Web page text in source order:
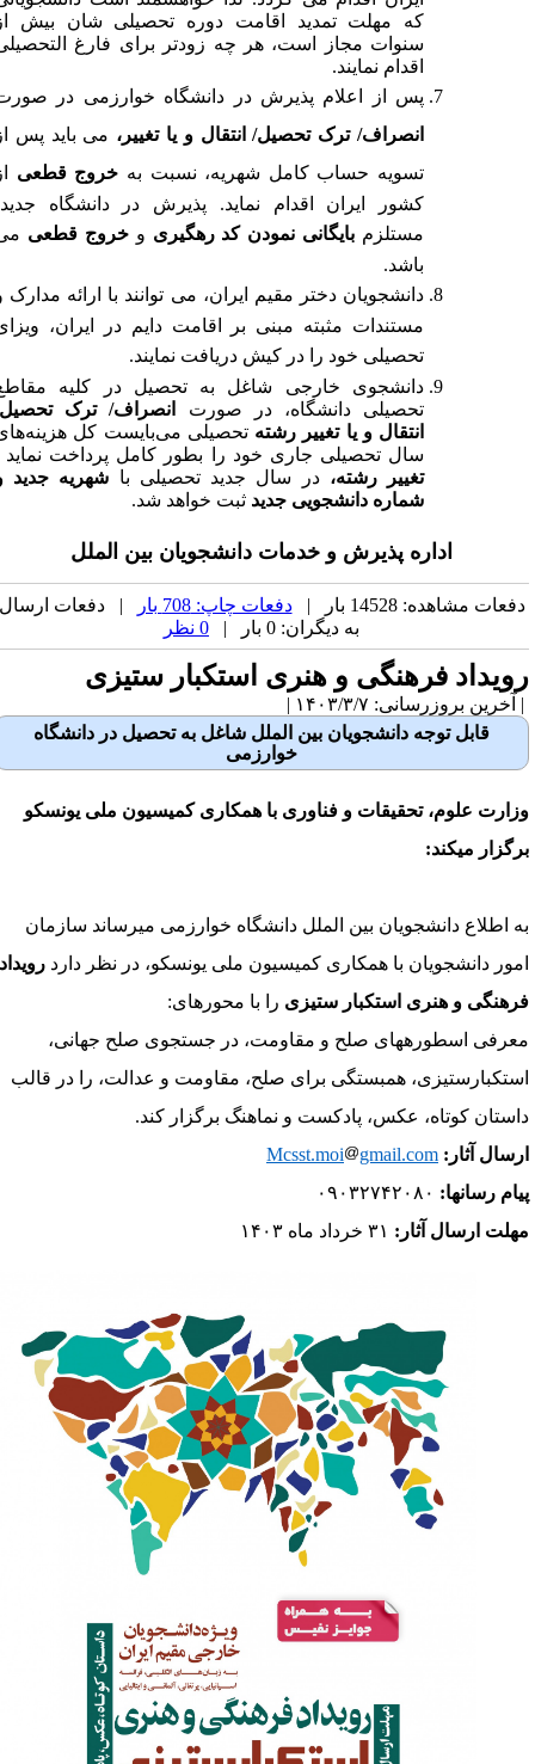
که مهلت تمدید اقامت دوره تحصیلی شان بیش از
سنوات مجاز است، هر چه زودتر برای فارغ التحصیلی
اقدام نمایند.
پس از اعلام پذیرش در دانشگاه خوارزمی در صورت
انصراف/ ترک تحصیل/ انتقال و یا تغییر،می باید پس از
تسویه حساب کامل شهریه، نسبت بهخروج قطعیاز
کشور ایران اقدام نماید. پذیرش در دانشگاه جدید،
مستلزمبایگانی نمودن کد رهگیریوخروج قطعیمی
باشد.
دانشجویان دختر مقیم ایران، می توانند با ارائه مدارک و
مستندات مثبته مبنی بر اقامت دایم در ایران، ویزای
تحصیلی خود را در کیش دریافت نمایند.
د انشجوی خارجی شاغل به تحصیل در کلیه مقاطع
تحصیلی دانشگاه، در صورت انصراف/ ترک تحصیل/
انتقال و یا تغییر رشتهتحصیلی می‌بایست کل هزینه‌های
سال تحصیلی جاری خود را بطور کامل پرداخت نماید.
تغییر رشته،در سال جدید تحصیلی باشهریه جدید و
شماره دانشجویی جدیدثبت خواهد شد.
اداره پذیرش و خدمات دانشجویان بین الملل
مشاهده: 14528 بار | دفعات چاپ: 708 بار
| دفعات ارسال
به دیگران: 0 بار |
فرهنگی و هنری استکبار ستیزی
بروزرسانی: ۱۴۰۳/۳/۷ |
قابل توجه دانشجویان بین ­الملل شاغل به تحصیل در دانشگاه
خوارزمی
علوم، تحقیقات و فناوری با همکاری کمیسیون ملی یونسکو
می­کند:
اطلاع دانشجویان بین­ الملل دانشگاه خوارزمی می­رساندسازمان
دانشجویان با همکاری کمیسیون ملی یونسکو، در نظر داردرویداد
و هنری استکبار ستیزیرا با محورهای:
اسطوره­های صلح و مقاومت، در جستجوی صلح جهانی،
همبستگی برای صلح، مقاومت و عدالت، را در قالب
کوتاه، عکس، پادکست و نماهنگ برگزار کند.
آثار:
Mcsst.moi
gmail.com
رسان­ها:۰۹۰۳۲۷۴۲۰۸۰
ارسال آثار:۳۱ خرداد ماه ۱۴۰۳